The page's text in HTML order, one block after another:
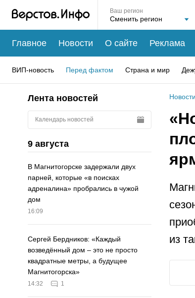
Ваш регион
Главное Новости О сайте Реклама
ВИП-новость Перед фактом Страна и мир
Лента новостей
Календарь новостей
9 августа
В Магнитогорске задержали двух
парней, которые «в поисках
адреналина» пробрались в чужой
дом
16:09
Сергей Бердников: «Каждый
возведённый дом – это не просто
квадратные метры, а будущее
Магнитогорска»
14:32 1
Новости
из